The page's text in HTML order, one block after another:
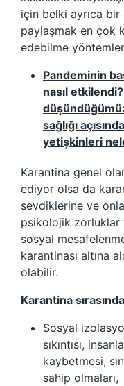
için belki ayrıca
paylaşmak en çok
edebilme
Pandeminin
nasıl
sağlığı
yetişkinleri
Karantina genel
ediyor olsa da
sevdiklerine ve
psikolojik zorluklar
sosyal
karantinası altına
olabilir.
Karantina
Sosyal
sıkıntısı,
kaybetmesi,
sahip olmaları,